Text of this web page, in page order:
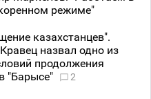
режиме"
казахстанцев".
назвал одно из
продолжения
"Барысе"
2